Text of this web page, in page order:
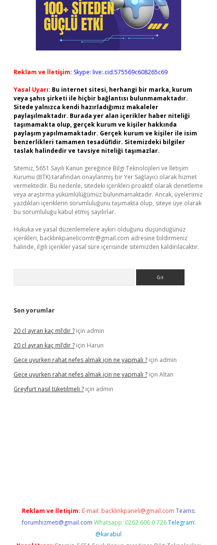
Reklam ve İletişim: Skype: live:.cid.575569c608265c69
Yasal Uyarı: Bu internet sitesi, herhangi bir marka, kurum
veya şahıs şirketi ile hiçbir bağlantısı bulunmamaktadır.
Sitede yalnızca kendi hazırladığımız makaleler
paylaşılmaktadır. Burada yer alan içerikler haber niteliği
taşımamakta olup, gerçek kurum ve kişiler hakkında
paylaşım yapılmamaktadır. Gerçek kurum ve kişiler ile isim
benzerlikleri tamamen tesadüfidir. Sitemizdeki bilgiler
taslak halindedir ve tavsiye niteliği taşımazlar.
Sitemiz, 5651 Sayılı Kanun gereğince Bilgi Teknolojileri ve İletişim
Kurumu (BTK) tarafından onaylanmış bir Yer Sağlayıcı olarak hizmet
vermektedir. Bu nedenle, sitedeki içerikleri proaktif olarak denetleme
veya araştırma yükümlülüğümüz bulunmamaktadır. Ancak, üyelerimiz
yazdıkları içeriklerin sorumluluğunu taşımakta olup, siteye üye olarak
bu sorumluluğu kabul etmiş sayılırlar.
Hukuka ve yasal düzenlemelere aykırı olduğunu düşündüğünüz
içerikleri, backlinkpanelicomtr@gmail.com adresine bildirmeniz
halinde, ilgili içerikler yasal süre içerisinde sitemizden kaldırılacaktır.
Son yorumlar
20 cl ayran kaç ml’dir ? için admin
20 cl ayran kaç ml’dir ? için Harun
Gece uyurken rahat nefes almak için ne yapmalı ? için admin
Gece uyurken rahat nefes almak için ne yapmalı ? için Altan
Greyfurt nasıl tüketilmeli ? için admin
Reklam ve İletişim: E-mail: backlinkpaneli@gmail.com Teams:
forumhizmeti@gmail.com Whatsapp: 0262 606 0 726 Telegram:
@karabul